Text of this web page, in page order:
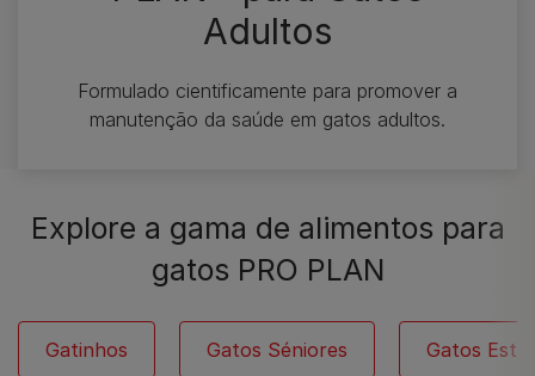
Adultos
Formulado cientificamente para promover a
manutenção da saúde em gatos adultos.
Explore a gama de alimentos para
gatos PRO PLAN
Gatinhos Gatos Séniores Gatos